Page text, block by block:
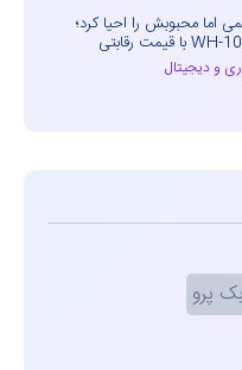
اما محبوبش را احیا کرد؛
و دیجیتال
پرو